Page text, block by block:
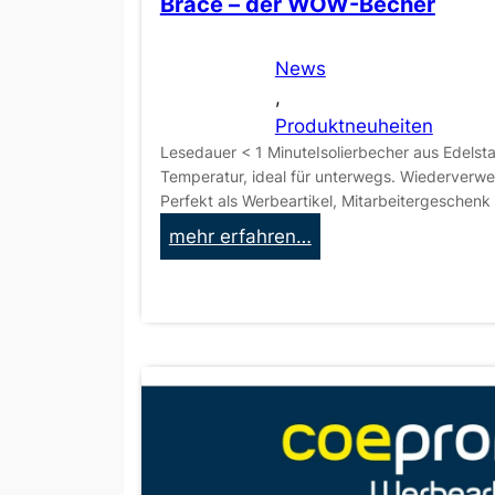
News
,
Produktneuheiten
Lesedauer < 1 MinuteIsolierbecher aus
Temperatur, ideal für unterwegs.
Perfekt als Werbeartikel,
mehr erfahren…
B
d
e